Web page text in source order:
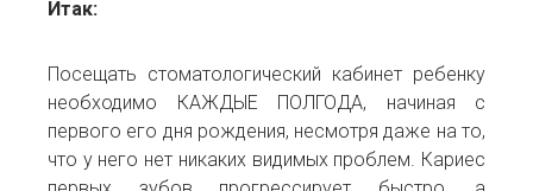
Итак:
Посещать стоматологический кабинет ребенку
необходимо КАЖДЫЕ ПОЛГОДА, начиная с
первого его дня рождения, несмотря даже на то,
что у него нет никаких видимых проблем. Кариес